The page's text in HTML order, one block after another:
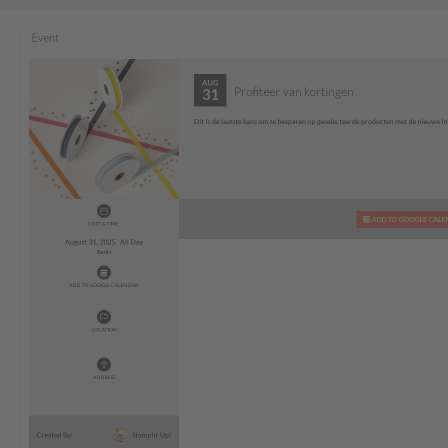
Event
DATE & TIME:
August 31, 2025 All Day
Berlin
ADD TO GOOGLE CALENDAR:
LOCATION
ADDRESS
Created By: Stampin' Up!
AUG
31 Profiteer van kortingen
Dit is de laatste kans om te besparen op geselecteerde producten met de nieuwe
ADD TO GOOGLE